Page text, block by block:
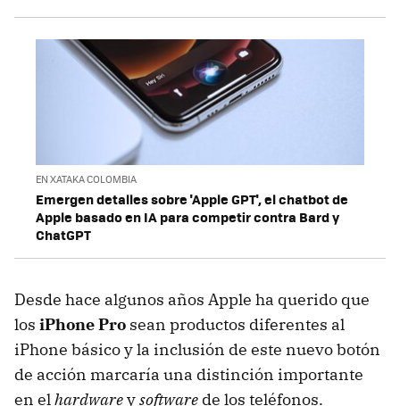
EN XATAKA COLOMBIA
Emergen detalles sobre 'Apple GPT', el chatbot de
Apple basado en IA para competir contra Bard y
ChatGPT
Desde hace algunos años Apple ha querido que
los iPhone Pro sean productos diferentes al
iPhone básico y la inclusión de este nuevo botón
de acción marcaría una distinción importante
en elhardwareysoftware de los teléfonos.